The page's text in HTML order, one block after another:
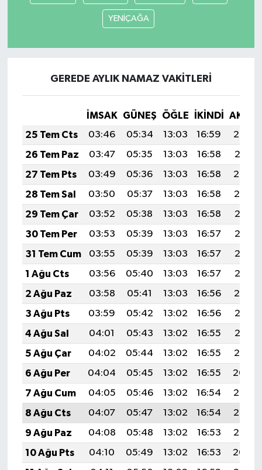
YENİÇAĞA
GEREDE AYLIK NAMAZ VAKITLERI
İMSAK GÜNEŞ ÖĞLE İKINDI
25 Tem Cts
03:46 05:34 13:03 16:59
20:22
26 Tem Paz
03:47 05:35 13:03 16:58
20:21
27 Tem Pts
03:49 05:36 13:03 16:58
20:20
28 Tem Sal
03:50 05:37 13:03 16:58
20:19
29 Tem Çar
03:52 05:38 13:03 16:58
20:18
30 Tem Per
03:53 05:39 13:03 16:57
20:17
31 Tem Cum
03:55 05:39 13:03 16:57
20:16
1 Ağu Cts
03:56 05:40 13:03 16:57
20:15
2 Ağu Paz
03:58 05:41 13:03 16:56
20:14
3 Ağu Pts
03:59 05:42 13:02 16:56
20:13
4 Ağu Sal
04:01 05:43 13:02 16:55
20:12
5 Ağu Çar
04:02 05:44 13:02 16:55
20:10
6 Ağu Per
04:04 05:45 13:02 16:55
20:09
7 Ağu Cum
04:05 05:46 13:02 16:54
20:08
8 Ağu Cts
04:07 05:47 13:02 16:54
20:07
9 Ağu Paz
04:08 05:48 13:02 16:53
20:06
10 Ağu Pts
04:10 05:49 13:02 16:53
20:04